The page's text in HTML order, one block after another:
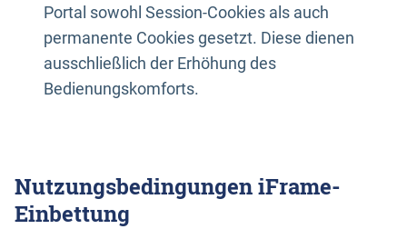
Portal sowohl Session-Cookies als auch
permanente Cookies gesetzt. Diese dienen
ausschließlich der Erhöhung des
Bedienungskomforts.
Nutzungsbedingungen iFrame-
Einbettung